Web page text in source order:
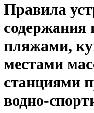
Правила
содержания
пляжами,
местами
станциями
водно-